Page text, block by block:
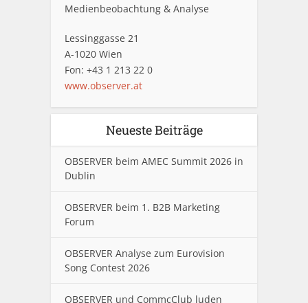
Medienbeobachtung & Analyse
Lessinggasse 21
A-1020 Wien
Fon: +43 1 213 22 0
www.observer.at
Neueste Beiträge
OBSERVER beim AMEC Summit 2026 in
Dublin
OBSERVER beim 1. B2B Marketing
Forum
OBSERVER Analyse zum Eurovision
Song Contest 2026
OBSERVER und CommcClub luden